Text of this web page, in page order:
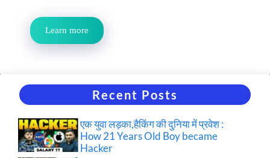
Learn more
Recent Posts
एक युवा लड़का,हैकिंग की दुनिया में प्रवेश :
How 21 Years Old Boy became
Hacker